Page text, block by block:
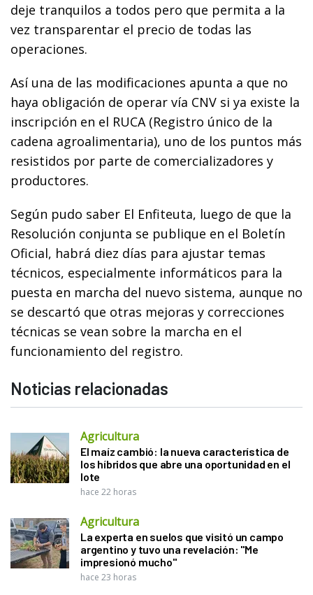
deje tranquilos a todos pero que permita a la
vez transparentar el precio de todas las
operaciones.
Así una de las modificaciones apunta a que no
haya obligación de operar vía CNV si ya existe la
inscripción en el RUCA (Registro único de la
cadena agroalimentaria), uno de los puntos más
resistidos por parte de comercializadores y
productores.
Según pudo saber El Enfiteuta, luego de que la
Resolución conjunta se publique en el Boletín
Oficial, habrá diez días para ajustar temas
técnicos, especialmente informáticos para la
puesta en marcha del nuevo sistema, aunque no
se descartó que otras mejoras y correcciones
técnicas se vean sobre la marcha en el
funcionamiento del registro.
Noticias relacionadas
Agricultura
El maíz cambió: la nueva característica de
los híbridos que abre una oportunidad en el
lote
hace 22 horas
Agricultura
La experta en suelos que visitó un campo
argentino y tuvo una revelación: "Me
impresionó mucho"
hace 23 horas